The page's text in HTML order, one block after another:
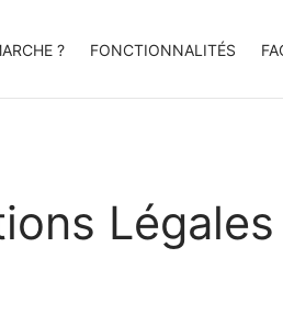
? FONCTIONNALITÉS
Légales